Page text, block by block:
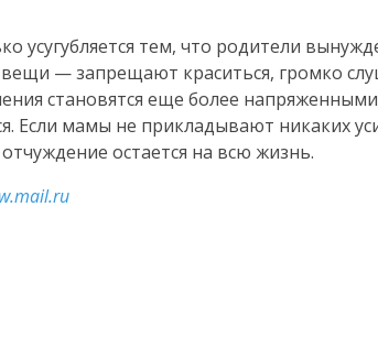
усугубляется тем, что родители
— запрещают краситься, громко
становятся еще более
Если мамы не прикладывают никаких
остается на всю жизнь.